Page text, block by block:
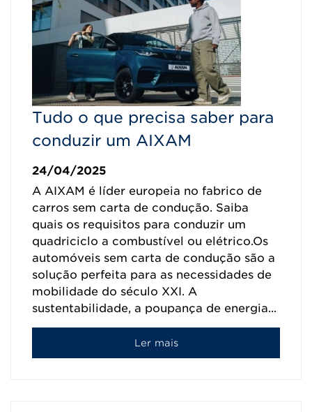
Tudo o que precisa saber para
conduzir um AIXAM
24/04/2025
A AIXAM é líder europeia no fabrico de
carros sem carta de condução. Saiba
quais os requisitos para conduzir um
quadriciclo a combustível ou elétrico.Os
automóveis sem carta de condução são a
solução perfeita para as necessidades de
mobilidade do século XXI. A
sustentabilidade, a poupança de energia...
Ler mais